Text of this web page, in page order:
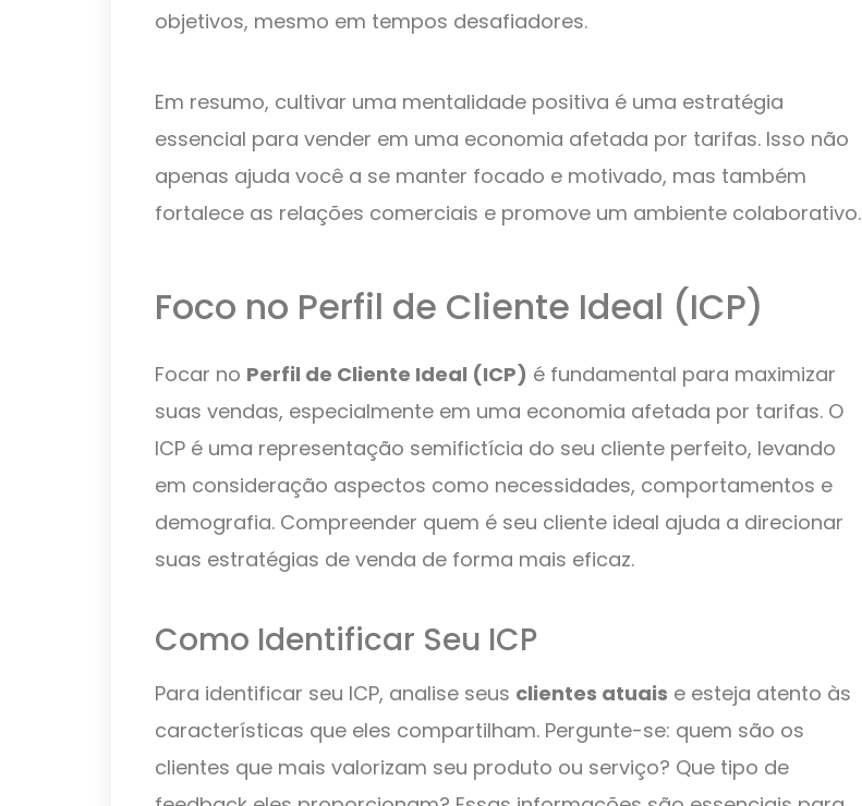
objetivos, mesmo em tempos desafiadores.
Em resumo, cultivar uma mentalidade positiva é uma estratégia
essencial para vender em uma economia afetada por tarifas. Isso não
apenas ajuda você a se manter focado e motivado, mas também
fortalece as relações comerciais e promove um ambiente colaborativo.
Foco no Perfil de Cliente Ideal (ICP)
Focar no Perfil de Cliente Ideal (ICP) é fundamental para maximizar
suas vendas, especialmente em uma economia afetada por tarifas. O
ICP é uma representação semifictícia do seu cliente perfeito, levando
em consideração aspectos como necessidades, comportamentos e
demografia. Compreender quem é seu cliente ideal ajuda a direcionar
suas estratégias de venda de forma mais eficaz.
Como Identificar Seu ICP
Para identificar seu ICP, analise seus clientes atuais e esteja atento às
características que eles compartilham. Pergunte-se: quem são os
clientes que mais valorizam seu produto ou serviço? Que tipo de